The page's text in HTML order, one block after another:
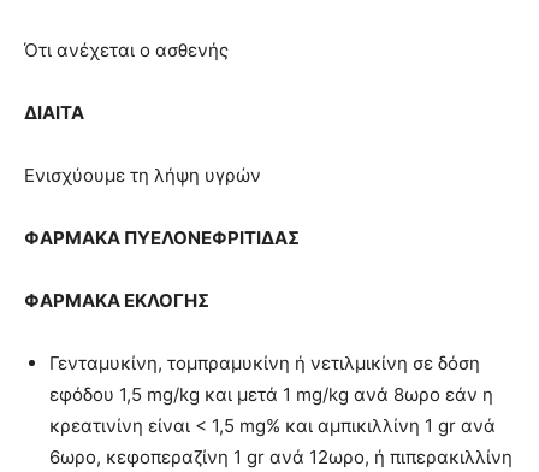
Ότι ανέχεται ο ασθενής
ΔΙΑΙΤΑ
Ενισχύουμε τη λήψη υγρών
ΦΑΡΜΑΚΑ ΠΥΕΛΟΝΕΦΡΙΤΙΔΑΣ
ΦΑΡΜΑΚΑ ΕΚΛΟΓΗΣ
Γενταμυκίνη, τομπραμυκίνη ή νετιλμικίνη σε δόση
εφόδου 1,5 mg/kg και μετά 1 mg/kg ανά 8ωρο εάν η
κρεατινίνη είναι < 1,5 mg% και αμπικιλλίνη 1 gr ανά
6ωρο, κεφοπεραζίνη 1 gr ανά 12ωρο, ή πιπερακιλλίνη